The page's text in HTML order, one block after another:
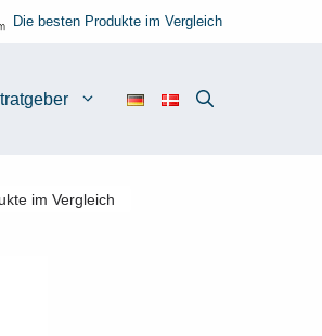
Die besten Produkte im Vergleich
im Vergleich